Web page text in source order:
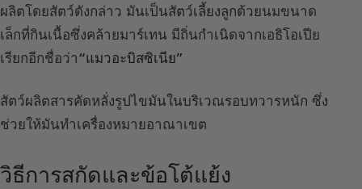
ผลิตโดยสัตว์ดังกล่าว มันเป็นสัตว์เลี้ยงลูกด้วยนมขนาด
เล็กที่กินเนื้อซึ่งคล้ายมาร์เทน มีถิ่นกำเนิดจากเอธิโอเปีย
เรียกอีกชื่อว่า“แมวอะบิสซิเนีย”
สัตว์ผลิตสารคัดหลั่งรูปไขมันในบริเวณรอบทวารหนัก ซึ่ง
ช่วยให้มันทำเครื่องหมายอาณาเขต
วิธีการสกัดและข้อโต้แย้ง